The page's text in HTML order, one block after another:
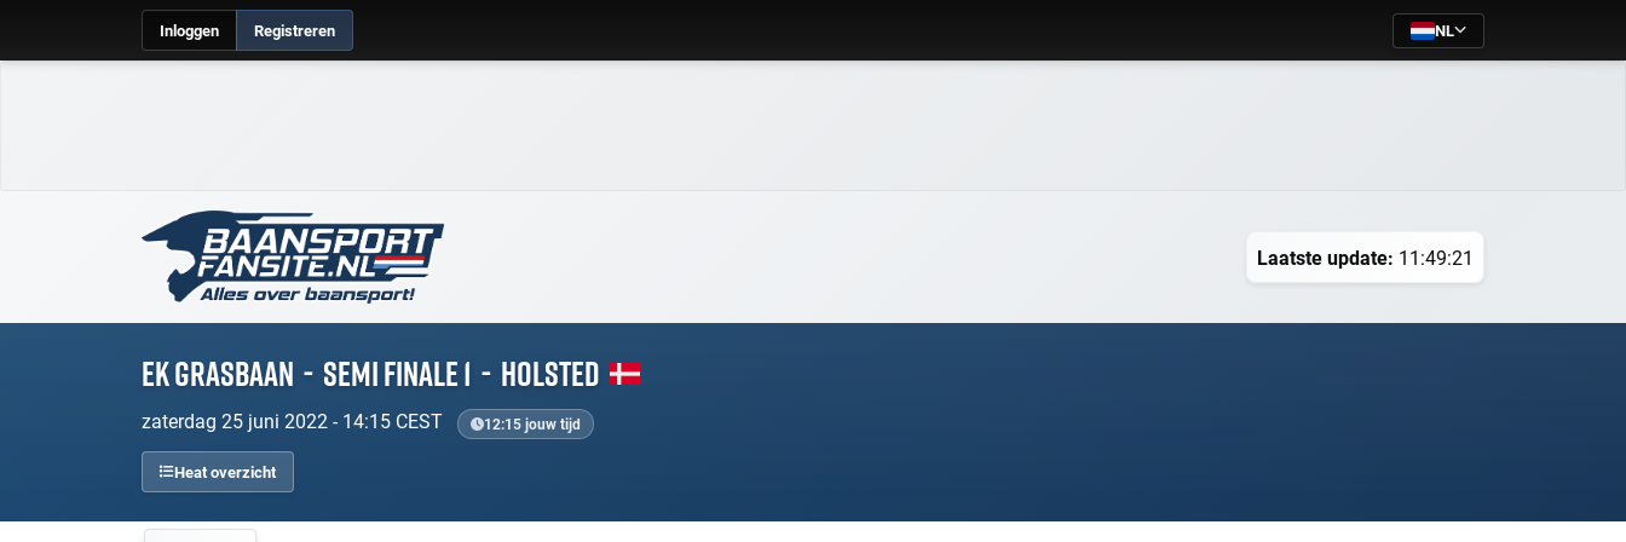
Inloggen Registreren NL
Laatste update: 11:49:21
EK Grasbaan - Semi finale 1 - Holsted
zaterdag 25 juni 2022 - 14:15 CEST 12:15 jouw tijd
Heat overzicht